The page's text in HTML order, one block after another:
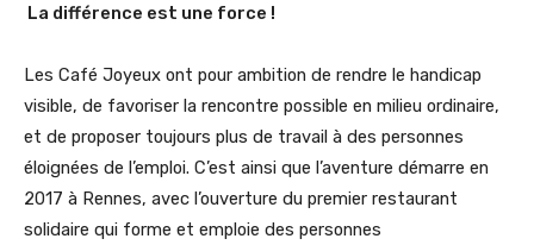
La différence est une force !
Les Café Joyeux ont pour ambition de rendre le handicap
visible, de favoriser la rencontre possible en milieu ordinaire,
et de proposer toujours plus de travail à des personnes
éloignées de l’emploi. C’est ainsi que l’aventure démarre en
2017 à Rennes, avec l’ouverture du premier restaurant
solidaire qui forme et emploie des personnes